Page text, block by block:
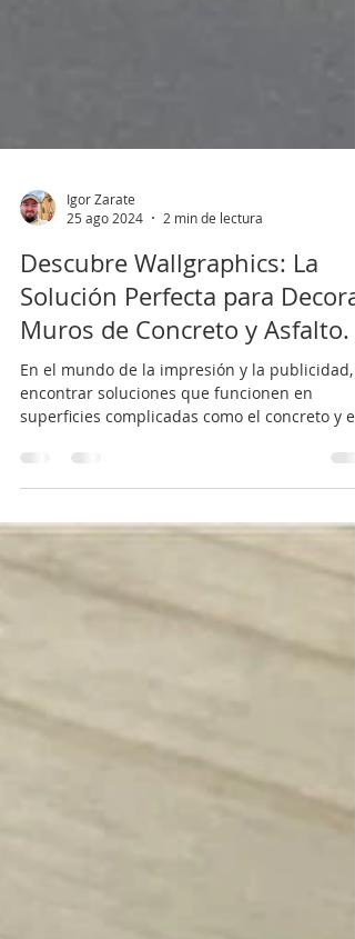
Igor Zarate
25 ago 2024
2 min de lectura
Descubre Wallgraphics: La
Solución Perfecta para Decorar
Muros de Concreto y Asfalto.
En el mundo de la impresión y la publicidad,
superficies complicadas como el concreto y el
asfalto...